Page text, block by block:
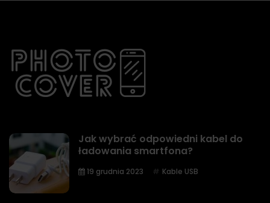
Jak wybrać odpowiedni kabel do
ładowania smartfona?
19 grudnia 2023 Kable USB